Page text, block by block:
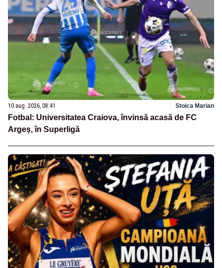
10 aug. 2026, 08:41 Stoica Marian
Fotbal: Universitatea Craiova, învinsă acasă de FC
Argeș, în Superligă